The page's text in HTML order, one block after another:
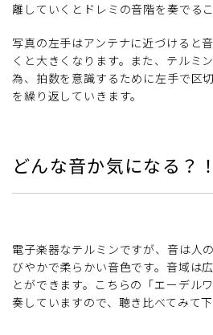
離していくとドレミの音階を奏でる
写真の左手はアンテナに近づけると
くと大きくなります。また、テルミ
為、拍数を意識するために左手で区
を繰り返していきます。
どんな音か気になる？！
電子楽器なテルミンですが、音は人
びやかで柔らかい音色です。音域は
とができます。こちらの「エーデル
奏していますので、聴き比べてみて下